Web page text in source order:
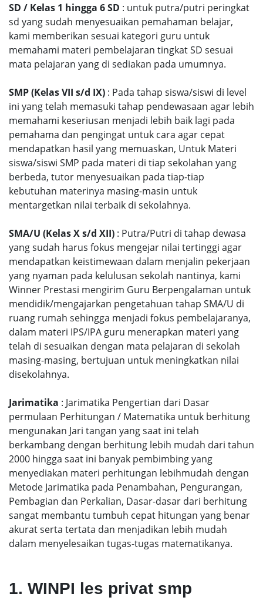
SD / Kelas 1 hingga 6 SD : untuk putra/putri peringkat
sd yang sudah menyesuaikan pemahaman belajar,
kami memberikan sesuai kategori guru untuk
memahami materi pembelajaran tingkat SD sesuai
mata pelajaran yang di sediakan pada umumnya.
SMP (Kelas VII s/d IX) : Pada tahap siswa/siswi di level
ini yang telah memasuki tahap pendewasaan agar lebih
memahami keseriusan menjadi lebih baik lagi pada
pemahama dan pengingat untuk cara agar cepat
mendapatkan hasil yang memuaskan, Untuk Materi
siswa/siswi SMP pada materi di tiap sekolahan yang
berbeda, tutor menyesuaikan pada tiap-tiap
kebutuhan materinya masing-masin untuk
mentargetkan nilai terbaik di sekolahnya.
SMA/U (Kelas X s/d XII) : Putra/Putri di tahap dewasa
yang sudah harus fokus mengejar nilai tertinggi agar
mendapatkan keistimewaan dalam menjalin pekerjaan
yang nyaman pada kelulusan sekolah nantinya, kami
Winner Prestasi mengirim Guru Berpengalaman untuk
mendidik/mengajarkan pengetahuan tahap SMA/U di
ruang rumah sehingga menjadi fokus pembelajaranya,
dalam materi IPS/IPA guru menerapkan materi yang
telah di sesuaikan dengan mata pelajaran di sekolah
masing-masing, bertujuan untuk meningkatkan nilai
disekolahnya.
Jarimatika : Jarimatika Pengertian dari Dasar
permulaan Perhitungan / Matematika untuk berhitung
mengunakan Jari tangan yang saat ini telah
berkambang dengan berhitung lebih mudah dari tahun
2000 hingga saat ini banyak pembimbing yang
menyediakan materi perhitungan lebihmudah dengan
Metode Jarimatika pada Penambahan, Pengurangan,
Pembagian dan Perkalian, Dasar-dasar dari berhitung
sangat membantu tumbuh cepat hitungan yang benar
akurat serta tertata dan menjadikan lebih mudah
dalam menyelesaikan tugas-tugas matematikanya.
1. WINPI les privat smp